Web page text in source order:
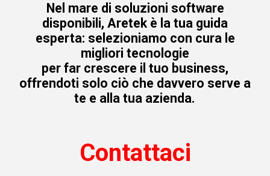
Nel mare di soluzioni software
disponibili, Aretek è la tua guida
esperta: selezioniamo con cura le
migliori tecnologie
per far crescere il tuo business,
offrendoti solo ciò che davvero serve a
te e alla tua azienda.
Contattaci